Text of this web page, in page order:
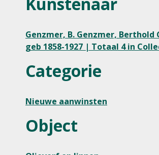
Genzmer, B. Genzmer, Berthold
geb 1858-1927 | Totaal 4 in
Categorie
Nieuwe aanwinsten
Object